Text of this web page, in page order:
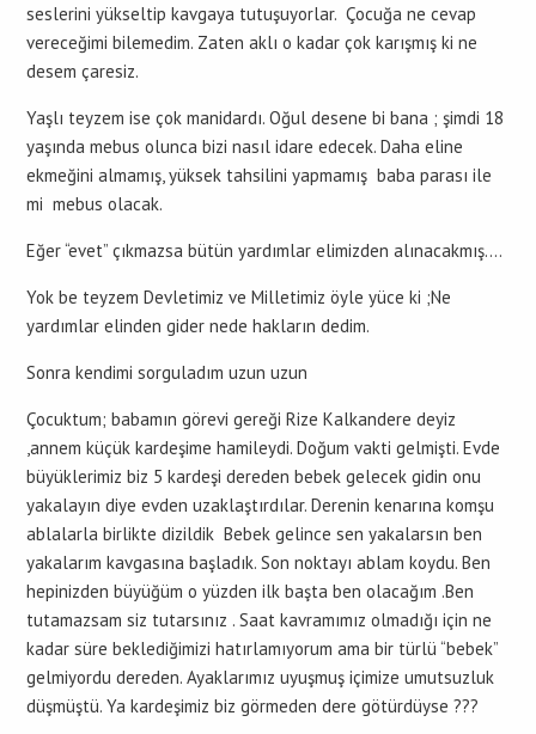
seslerini yükseltip kavgaya tutuşuyorlar. Çocuğa ne cevap
vereceğimi bilemedim. Zaten aklı o kadar çok karışmış ki ne
desem çaresiz.
Yaşlı teyzem ise çok manidardı. Oğul desene bi bana ; şimdi 18
yaşında mebus olunca bizi nasıl idare edecek. Daha eline
ekmeğini almamış, yüksek tahsilini yapmamış baba parası ile
mi mebus olacak.
Eğer “evet” çıkmazsa bütün yardımlar elimizden alınacakmış….
Yok be teyzem Devletimiz ve Milletimiz öyle yüce ki ;Ne
yardımlar elinden gider nede hakların dedim.
Sonra kendimi sorguladım uzun uzun
Çocuktum; babamın görevi gereği Rize Kalkandere deyiz
,annem küçük kardeşime hamileydi. Doğum vakti gelmişti. Evde
büyüklerimiz biz 5 kardeşi dereden bebek gelecek gidin onu
yakalayın diye evden uzaklaştırdılar. Derenin kenarına komşu
ablalarla birlikte dizildik Bebek gelince sen yakalarsın ben
yakalarım kavgasına başladık. Son noktayı ablam koydu. Ben
hepinizden büyüğüm o yüzden ilk başta ben olacağım .Ben
tutamazsam siz tutarsınız . Saat kavramımız olmadığı için ne
kadar süre beklediğimizi hatırlamıyorum ama bir türlü “bebek”
gelmiyordu dereden. Ayaklarımız uyuşmuş içimize umutsuzluk
düşmüştü. Ya kardeşimiz biz görmeden dere götürdüyse ???